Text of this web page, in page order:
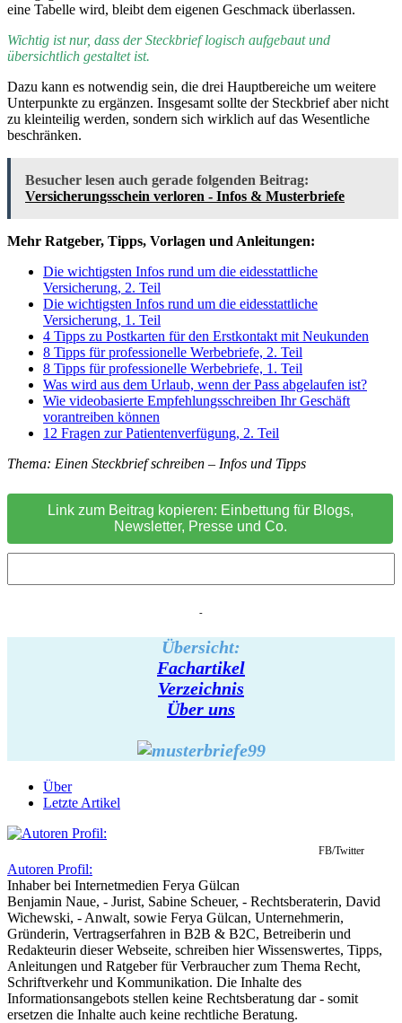
eine Tabelle wird, bleibt dem eigenen Geschmack überlassen.
Wichtig ist nur, dass der Steckbrief logisch aufgebaut und
übersichtlich gestaltet ist.
Dazu kann es notwendig sein, die drei Hauptbereiche um weitere
Unterpunkte zu ergänzen. Insgesamt sollte der Steckbrief aber nicht
zu kleinteilig werden, sondern sich wirklich auf das Wesentliche
beschränken.
Besucher lesen auch gerade folgenden Beitrag:
Versicherungsschein verloren - Infos & Musterbriefe
Mehr Ratgeber, Tipps, Vorlagen und Anleitungen:
Die wichtigsten Infos rund um die eidesstattliche
Versicherung, 2. Teil
Die wichtigsten Infos rund um die eidesstattliche
Versicherung, 1. Teil
4 Tipps zu Postkarten für den Erstkontakt mit Neukunden
8 Tipps für professionelle Werbebriefe, 2. Teil
8 Tipps für professionelle Werbebriefe, 1. Teil
Was wird aus dem Urlaub, wenn der Pass abgelaufen ist?
Wie videobasierte Empfehlungsschreiben Ihr Geschäft
vorantreiben können
12 Fragen zur Patientenverfügung, 2. Teil
Thema: Einen Steckbrief schreiben – Infos und Tipps
Link zum Beitrag kopieren: Einbettung für Blogs,
Newsletter, Presse und Co.
-
Übersicht:
Fachartikel
Verzeichnis
Über uns
Über
Letzte Artikel
FB/Twitter
Autoren Profil:
Inhaberbei Internetmedien Ferya Gülcan
Benjamin Naue, - Jurist, Sabine Scheuer, - Rechtsberaterin, David
Wichewski, - Anwalt, sowie Ferya Gülcan, Unternehmerin,
Gründerin, Vertragserfahren in B2B & B2C, Betreiberin und
Redakteurin dieser Webseite, schreiben hier Wissenswertes, Tipps,
Anleitungen und Ratgeber für Verbraucher zum Thema Recht,
Schriftverkehr und Kommunikation. Die Inhalte des
Informationsangebots stellen keine Rechtsberatung dar - somit
ersetzen die Inhalte auch keine rechtliche Beratung.